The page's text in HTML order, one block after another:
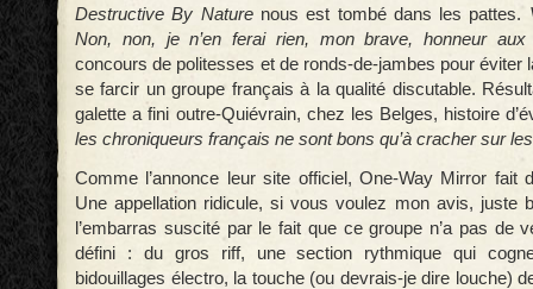
Destructive By Nature nous est tombé dans les pattes.
Non, non, je n’en ferai rien, mon brave, honneur
concours de politesses et de ronds-de-jambes pour éviter
se farcir un groupe français à la qualité discutable.
galette a fini outre-Quiévrain, chez les Belges, histoire
les chroniqueurs français ne sont bons qu’à cracher sur
Comme l’annonce leur site officiel, One-Way Mirror fait
Une appellation ridicule, si vous voulez mon avis, juste
l’embarras suscité par le fait que ce groupe n’a pas de
défini : du gros riff, une section rythmique qui
bidouillages électro, la touche (ou devrais-je dire louche)